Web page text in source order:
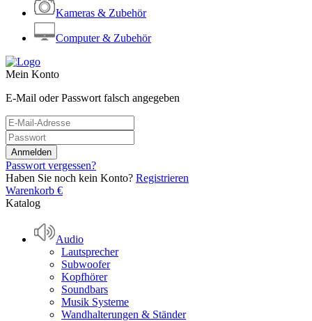
Kameras & Zubehör
Computer & Zubehör
Mein Konto
E-Mail oder Passwort falsch angegeben
Passwort vergessen?
Haben Sie noch kein Konto? Registrieren
Warenkorb €
Katalog
Audio
Lautsprecher
Subwoofer
Kopfhörer
Soundbars
Musik Systeme
Wandhalterungen & Ständer